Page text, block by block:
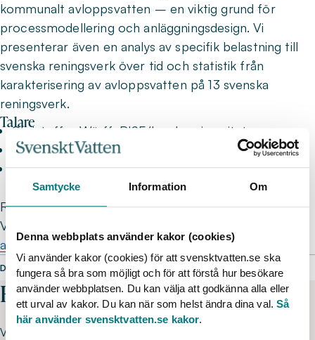
Samtycke Information Om
Denna webbplats använder kakor (cookies)
Vi använder kakor (cookies) för att svensktvatten.se ska
fungera så bra som möjligt och för att förstå hur besökare
använder webbplatsen. Du kan välja att godkänna alla eller
ett urval av kakor. Du kan när som helst ändra dina val.Så
här använder svensktvatten.se kakor.
kommunalt avloppsvatten – en viktig grund för
processmodellering och anläggningsdesign. Vi
presenterar även en analys av specifik belastning till
svenska reningsverk över tid och statistik från
karakterisering av avloppsvatten på 13 svenska
reningsverk.
Talare
Christoffer Wärff, RISE/Lunds universitet
Ted Lundwall, Käppalaförbundet
Erik Lindblom, IVL/Lunds universitet
Rapporten är tillgänglig för kostnadsfri nedladdning i
Vattenbokhandeln:
avloppsvatten för processmodellering och design
DELA SIDAN
Har du frågor?
Välkommen att kontakta oss kring deltagaranmälan och